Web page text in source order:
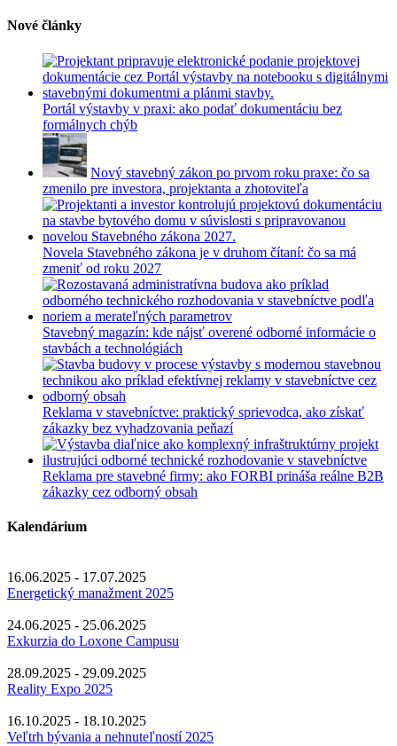
Nové články
Portál výstavby v praxi: ako podať dokumentáciu bez
formálnych chýb
Nový stavebný zákon po prvom roku praxe: čo sa
zmenilo pre investora, projektanta a zhotoviteľa
Novela Stavebného zákona je v druhom čítaní: čo sa má
zmeniť od roku 2027
Stavebný magazín: kde nájsť overené odborné informácie o
stavbách a technológiách
Reklama v stavebníctve: praktický sprievodca, ako získať
zákazky bez vyhadzovania peňazí
Reklama pre stavebné firmy: ako FORBI prináša reálne B2B
zákazky cez odborný obsah
Kalendárium
16.06.2025 - 17.07.2025
Energetický manažment 2025
24.06.2025 - 25.06.2025
Exkurzia do Loxone Campusu
28.09.2025 - 29.09.2025
Reality Expo 2025
16.10.2025 - 18.10.2025
Veľtrh bývania a nehnuteľností 2025